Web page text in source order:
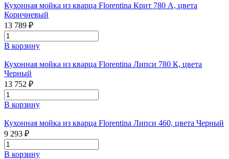
Кухонная мойка из кварца Florentina Крит 780 А, цвета
Коричневый
13 789 ₽
В корзину
Кухонная мойка из кварца Florentina Липси 780 К, цвета
Черный
13 752 ₽
В корзину
Кухонная мойка из кварца Florentina Липси 460, цвета Черный
9 293 ₽
В корзину